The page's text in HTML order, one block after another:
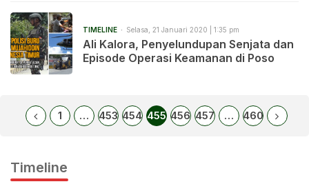
TIMELINE Selasa, 21 Januari 2020 | 1:35 pm
Ali Kalora, Penyelundupan Senjata dan
Episode Operasi Keamanan di Poso
1 … 453 454 455 456 457 … 460
Timeline